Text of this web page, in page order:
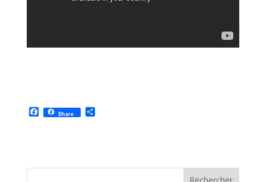
F
a
o
Share P
e